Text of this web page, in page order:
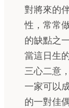
對將來的
性，常常
的缺點之
當這日生
三心二意
一家可以
的一對佳